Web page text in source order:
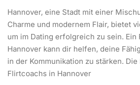
Hannover, eine Stadt mit einer
Charme und modernem Flair, bietet
um im Dating erfolgreich zu sein. Ein
Hannover kann dir helfen, deine
in der Kommunikation zu stärken. Die
Flirtcoachs in Hannover